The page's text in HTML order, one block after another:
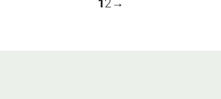
12 →